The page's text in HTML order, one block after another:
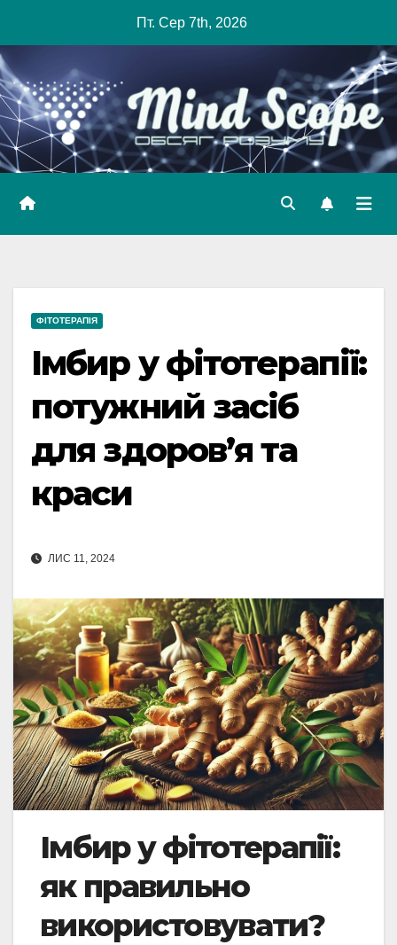
content
Пт. Сер 7th, 2026
ФІТОТЕРАПІЯ
Імбир у фітотерапії:
потужний засіб
для здоров’я та
краси
ЛИС 11, 2024
Імбир у фітотерапії:
як правильно
використовувати?